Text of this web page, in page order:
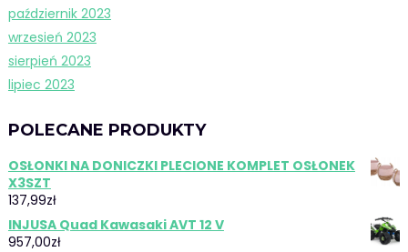
październik 2023
wrzesień 2023
sierpień 2023
lipiec 2023
POLECANE PRODUKTY
OSŁONKI NA DONICZKI PLECIONE KOMPLET OSŁONEK
X3SZT
137,99zł
INJUSA Quad Kawasaki AVT 12 V
957,00zł